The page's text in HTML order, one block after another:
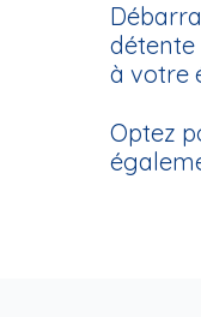
détente
à votre
Optez